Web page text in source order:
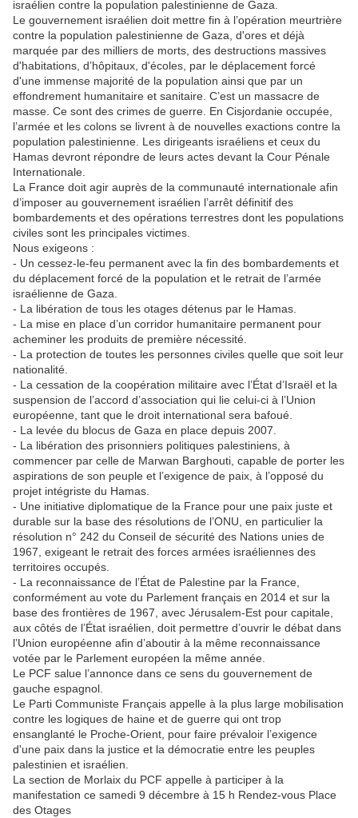
israélien contre la population palestinienne de Gaza.
Le gouvernement israélien doit mettre fin à l’opération meurtrière
contre la population palestinienne de Gaza, d'ores et déjà
marquée par des milliers de morts, des destructions massives
d'habitations, d’hôpitaux, d'écoles, par le déplacement forcé
d'une immense majorité de la population ainsi que par un
effondrement humanitaire et sanitaire. C’est un massacre de
masse. Ce sont des crimes de guerre. En Cisjordanie occupée,
l’armée et les colons se livrent à de nouvelles exactions contre la
population palestinienne. Les dirigeants israéliens et ceux du
Hamas devront répondre de leurs actes devant la Cour Pénale
Internationale.
La France doit agir auprès de la communauté internationale afin
d’imposer au gouvernement israélien l’arrêt définitif des
bombardements et des opérations terrestres dont les populations
civiles sont les principales victimes.
Nous exigeons :
- Un cessez-le-feu permanent avec la fin des bombardements et
du déplacement forcé de la population et le retrait de l’armée
israélienne de Gaza.
-️ La libération de tous les otages détenus par le Hamas.
-️ La mise en place d’un corridor humanitaire permanent pour
acheminer les produits de première nécessité.
-️ La protection de toutes les personnes civiles quelle que soit leur
nationalité.
-️ La cessation de la coopération militaire avec l’État d’Israël et la
suspension de l’accord d’association qui lie celui-ci à l’Union
européenne, tant que le droit international sera bafoué.
-️ La levée du blocus de Gaza en place depuis 2007.
-️ La libération des prisonniers politiques palestiniens, à
commencer par celle de Marwan Barghouti, capable de porter les
aspirations de son peuple et l’exigence de paix, à l’opposé du
projet intégriste du Hamas.
-️ Une initiative diplomatique de la France pour une paix juste et
durable sur la base des résolutions de l’ONU, en particulier la
résolution n° 242 du Conseil de sécurité des Nations unies de
1967, exigeant le retrait des forces armées israéliennes des
territoires occupés.
-️ La reconnaissance de l’État de Palestine par la France,
conformément au vote du Parlement français en 2014 et sur la
base des frontières de 1967, avec Jérusalem-Est pour capitale,
aux côtés de l’État israélien, doit permettre d’ouvrir le débat dans
l’Union européenne afin d’aboutir à la même reconnaissance
votée par le Parlement européen la même année.
Le PCF salue l’annonce dans ce sens du gouvernement de
gauche espagnol.
Le Parti Communiste Français appelle à la plus large mobilisation
contre les logiques de haine et de guerre qui ont trop
ensanglanté le Proche-Orient, pour faire prévaloir l’exigence
d'une paix dans la justice et la démocratie entre les peuples
palestinien et israélien.
La section de Morlaix du PCF appelle à participer à la
manifestation ce samedi 9 décembre à 15 h Rendez-vous Place
des Otages